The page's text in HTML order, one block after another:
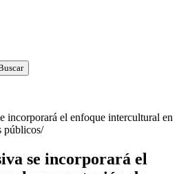
incorporará el enfoque intercultural en
públicos
se incorporará el